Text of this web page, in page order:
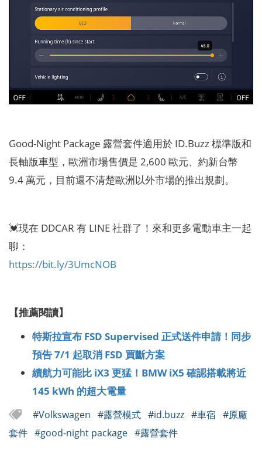
Good-Night Package 露營套件適用於 ID.Buzz 標準版和
長軸版車型，歐洲市場售價是 2,600 歐元、約新台幣
9.4 萬元，目前還不清楚歐洲以外市場的推出規劃。
💓現在 DDCAR 有 LINE 社群了！來和更多電動車主一起
聊：
https://bit.ly/3UmcNOB
【推薦閱讀】
特斯拉宣布 FSD Supervised 正式送件申請！同步
預告 7/1 起取消 FSD 買斷方案
續航力可能比 iX3 更猛！BMW iX5 確認搭載將近
145 kWh 的超大電量
#Volkswagen #露營模式 #id.buzz #車宿 #原廠
套件 #good-night package #露營套件